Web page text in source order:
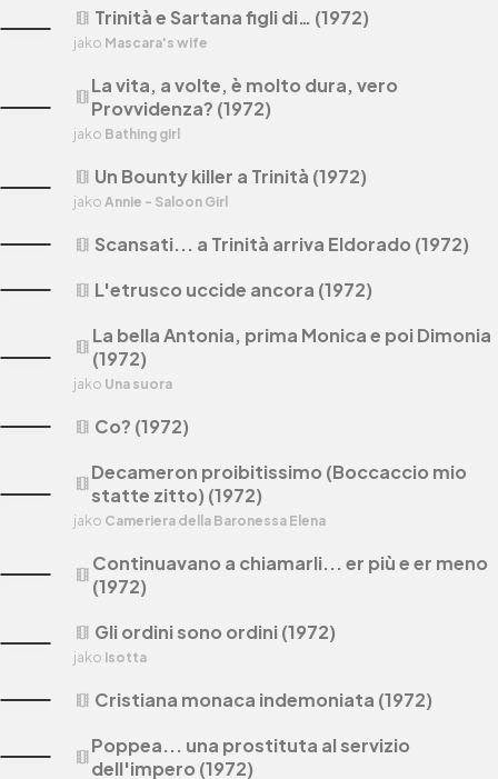
theaters Trinità e Sartana figli di… (1972)
jako Mascara's wife
theatersLa vita, a volte, è molto dura, vero
Provvidenza? (1972)
jako Bathing girl
theaters Un Bounty killer a Trinità (1972)
jako Annie - Saloon Girl
theaters Scansati... a Trinità arriva Eldorado (1972)
theaters L'etrusco uccide ancora (1972)
theaters La bella Antonia, prima Monica e poi Dimonia
(1972)
jako Una suora
theaters Co? (1972)
theatersDecameron proibitissimo (Boccaccio mio
statte zitto) (1972)
jako Cameriera della Baronessa Elena
theaters Continuavano a chiamarli... er più e er meno
(1972)
theaters Gli ordini sono ordini (1972)
jako Isotta
theaters Cristiana monaca indemoniata (1972)
theatersPoppea... una prostituta al servizio
dell'impero (1972)